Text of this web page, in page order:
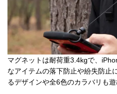
マグネットは耐荷重3.4kgで、
なアイテムの落下防止や紛失防止
るデザインや全6色のカラバリも